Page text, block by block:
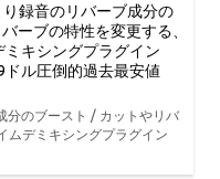
り録音のリバーブ成分の
ーブの特性を変更する、
キシングプラグイン
ドル圧倒的過去最安値
分のブースト / カットやリバ
ムデミキシングプラグイン